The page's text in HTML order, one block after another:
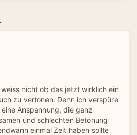
nicht ob das jetzt wirklich ein
zu vertonen. Denn ich verspüre
Anspannung, die ganz
und schlechten Betonung
einmal Zeit haben sollte